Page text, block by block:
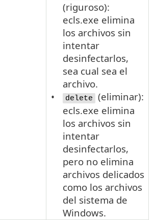
(riguroso):
ecls.exe elimina
los archivos sin
intentar
desinfectarlos,
sea cual sea el
archivo.
delete (eliminar):
ecls.exe elimina
los archivos sin
intentar
desinfectarlos,
pero no elimina
archivos delicados
como los archivos
del sistema de
Windows.